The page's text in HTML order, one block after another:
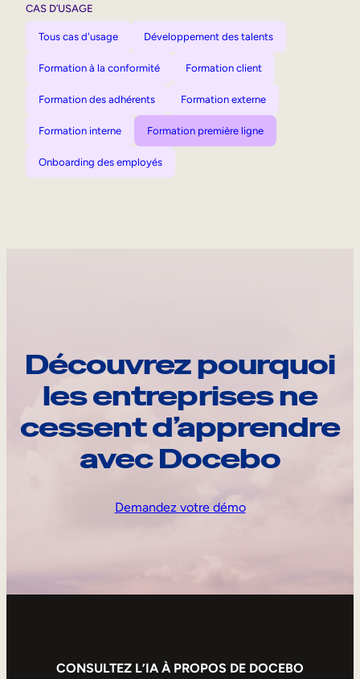
CAS D’USAGE
Tous cas d'usage Développement des talents
Formation à la conformité Formation client
Formation des adhérents Formation externe
Formation interne Formation première ligne
Onboarding des employés
Découvrez pourquoi
les entreprises ne
cessent d’apprendre
avec Docebo
Demandez votre démo
CONSULTEZ L’IA À PROPOS DE DOCEBO